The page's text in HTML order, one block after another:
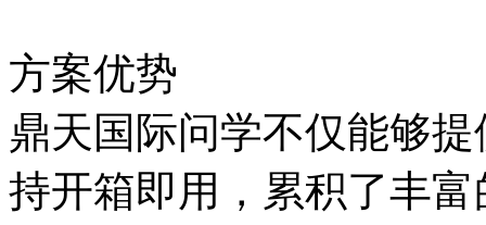
方案优势
鼎天国际问学不仅能够提
持开箱即用，累积了丰